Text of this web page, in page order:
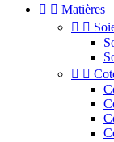
  Matières
 
 